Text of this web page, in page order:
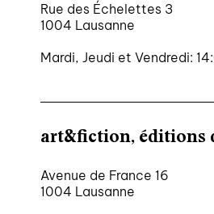
Rue des Échelettes 3
1004 Lausanne
Mardi, Jeudi et Vendredi:
art&fiction, éditions
Avenue de France 16
1004 Lausanne